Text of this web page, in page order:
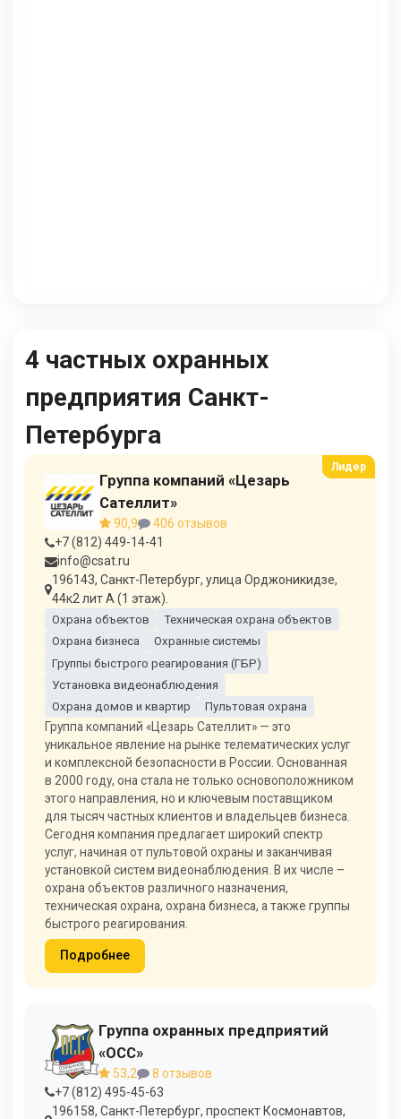
4 частных охранных
предприятия Санкт-
Петербурга
Группа компаний «Цезарь
Сателлит»
90,9
406 отзывов
+7 (812) 449-14-41
info@csat.ru
196143, Санкт-Петербург, улица Орджоникидзе,
44к2 лит А (1 этаж).
Охрана объектов
Техническая охрана объектов
Охрана бизнеса
Охранные системы
Группы быстрого реагирования (ГБР)
Установка видеонаблюдения
Охрана домов и квартир
Пультовая охрана
Группа компаний «Цезарь Сателлит» — это
уникальное явление на рынке телематических услуг
и комплексной безопасности в России. Основанная
в 2000 году, она стала не только основоположником
этого направления, но и ключевым поставщиком
для тысяч частных клиентов и владельцев бизнеса.
Сегодня компания предлагает широкий спектр
услуг, начиная от пультовой охраны и заканчивая
установкой систем видеонаблюдения. В их числе –
охрана объектов различного назначения,
техническая охрана, охрана бизнеса, а также группы
быстрого реагирования.
Подробнее
Группа охранных предприятий
«ОСС»
53,2
8 отзывов
+7 (812) 495-45-63
196158, Санкт-Петербург, проспект Космонавтов,